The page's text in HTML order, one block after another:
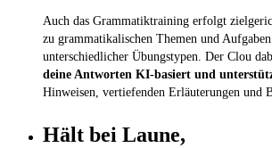
Auch das Grammatiktraining erfolgt
zu grammatikalischen Themen und
unterschiedlicher Übungstypen. Der Clou
deine Antworten KI-basiert und
Hinweisen, vertiefenden Erläuterungen und
Hält bei Laune,